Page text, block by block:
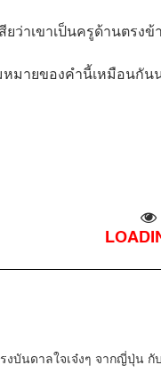
ว่าเขาเป็นครูด้านตรงข้
มายของคำนี้เหมือนกัน
งบันดาลใจเจ๋งๆ จากญี่ปุ่น กับ